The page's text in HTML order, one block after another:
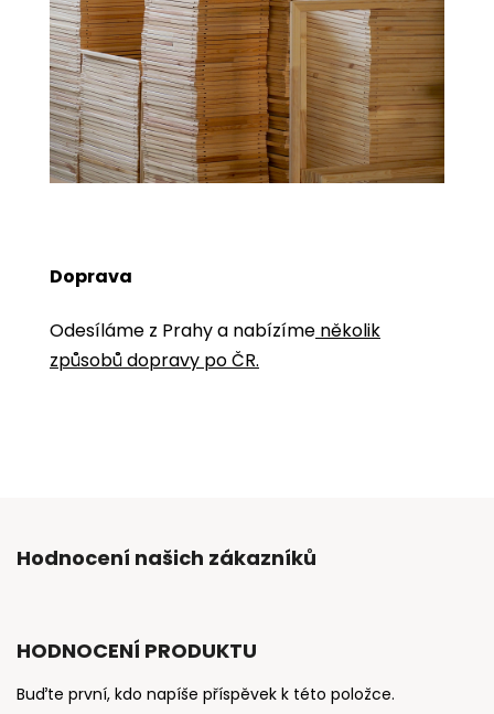
Doprava
Odesíláme z Prahy a nabízíme několik
způsobů dopravy po ČR.
Hodnocení našich zákazníků
HODNOCENÍ PRODUKTU
Buďte první, kdo napíše příspěvek k této položce.